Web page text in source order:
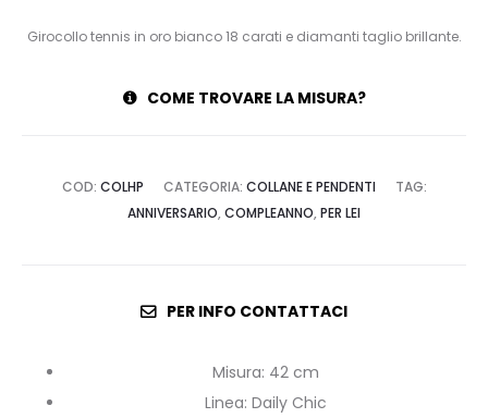
Girocollo tennis in oro bianco 18 carati e diamanti taglio brillante.
COME TROVARE LA MISURA?
COD: COLHP CATEGORIA: COLLANE E PENDENTI
TAG:
ANNIVERSARIO, COMPLEANNO, PER LEI
PER INFO CONTATTACI
Misura: 42 cm
Linea: Daily Chic